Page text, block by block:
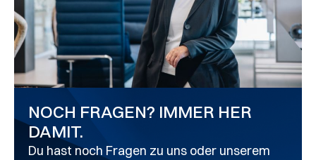
NOCH FRAGEN? IMMER HER
DAMIT.
Du hast noch Fragen zu uns oder unserem